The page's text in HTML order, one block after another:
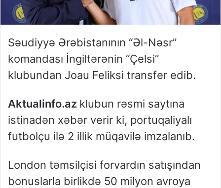
Səudiyyə Ərəbistanının “Əl-Nəsr”
komandası İngiltərənin “Çelsi”
klubundan Joau Feliksi transfer edib.
Aktualinfo.az klubun rəsmi saytına
istinadən xəbər verir ki, portuqaliyalı
futbolçu ilə 2 illik müqavilə imzalanıb.
London təmsilçisi forvardın satışından
bonuslarla birlikdə 50 milyon avroya